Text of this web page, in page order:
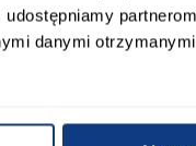
danymi